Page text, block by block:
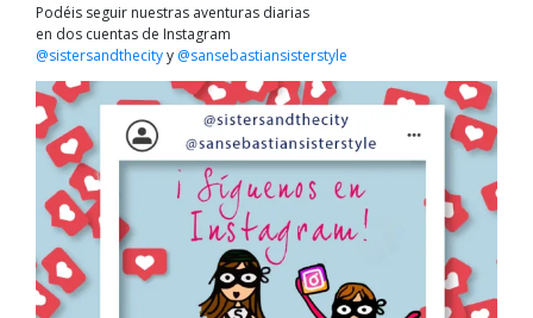
Podéis seguir nuestras aventuras diarias
en dos cuentas de Instagram
@sistersandthecityy @sansebastiansisterstyle